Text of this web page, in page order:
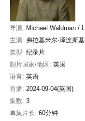
导演: Michael Waldman /
主演: 弗拉基米尔·泽连斯基
类型: 纪录片
制片国家/地区: 英国
语言: 英语
首播: 2024-09-04(英国)
集数: 3
单集片长: 60分钟